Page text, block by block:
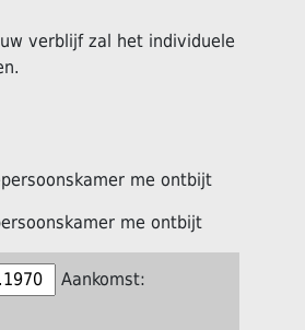
verblijf zal het individuele
me ontbijt
me ontbijt
Aankomst: